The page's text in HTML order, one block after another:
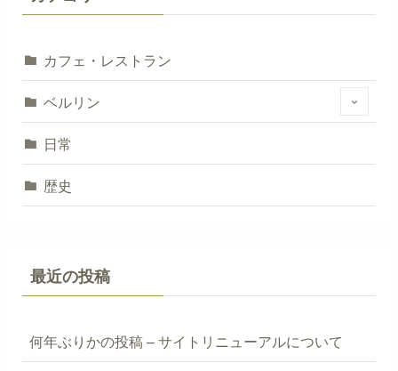
カフェ・レストラン
ベルリン
日常
歴史
最近の投稿
何年ぶりかの投稿 – サイトリニューアルについて